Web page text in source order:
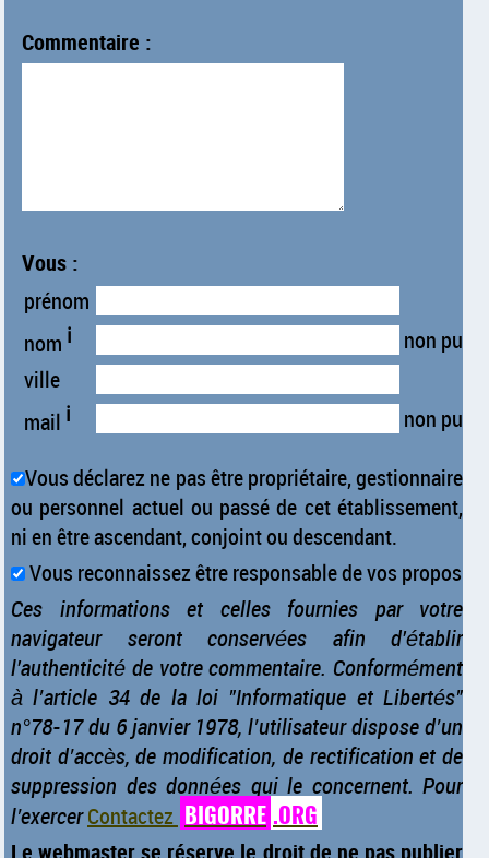
Commentaire :
Vous :
prénom
nom ℹ
non
ville
mail ℹ
non
Vous déclarez ne pas être propriétaire, gestionnaire
ou personnel actuel ou passé de cet établissement,
ni en être ascendant, conjoint ou descendant.
Vous reconnaissez être responsable de vos propos
Ces informations et celles fournies par votre
navigateur seront conservées afin d'établir
l'authenticité de votre commentaire. Conformément
à l’article 34 de la loi "Informatique et Libertés"
n°78-17 du 6 janvier 1978, l’utilisateur dispose d’un
droit d’accès, de modification, de rectification et de
suppression des données qui le concernent. Pour
l’exercerContactez BIGORRE .ORG
Le webmaster se réserve le droit de ne pas publier